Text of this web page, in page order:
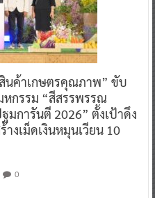
นค้าเกษตรคุณภาพ” ขับ
หกรรม “สีสรรพรรณ
มการันตี 2026” ตั้งเป้าดึง
งเม็ดเงินหมุนเวียน 10
0